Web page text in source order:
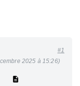
2025 à 15:26)
#1